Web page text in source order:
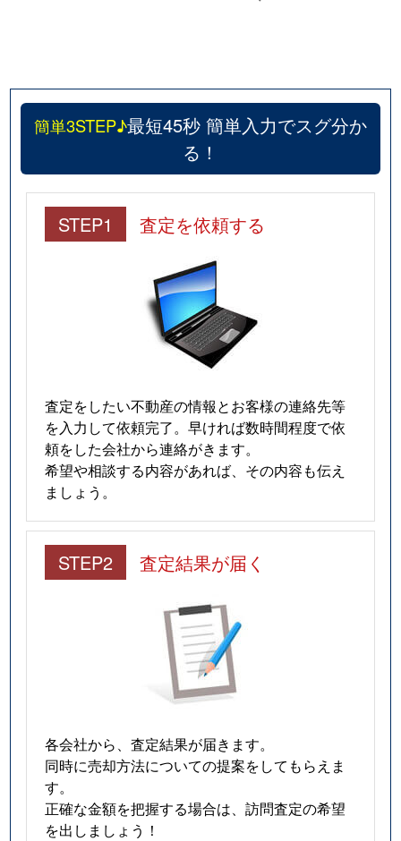
簡単3STEP♪最短45秒 簡単入力でスグ分か
る！
STEP1 査定を依頼する
査定をしたい不動産の情報とお客様の連絡先等
を入力して依頼完了。早ければ数時間程度で依
頼をした会社から連絡がきます。
希望や相談する内容があれば、その内容も伝え
ましょう。
STEP2 査定結果が届く
各会社から、査定結果が届きます。
同時に売却方法についての提案をしてもらえま
す。
正確な金額を把握する場合は、訪問査定の希望
を出しましょう！